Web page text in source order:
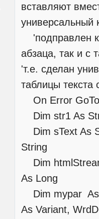
вставляют
универсальный
'подправлен
абзаца, так и с
'т.е. сделан
таблицы текста
On Error
Dim str1 As
Dim sText As
String
Dim
As Long
Dim mypar As
As Variant,